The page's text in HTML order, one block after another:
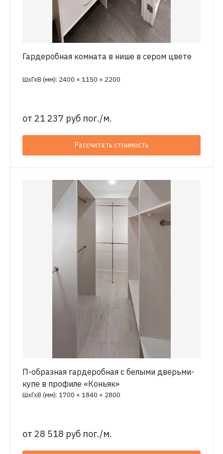
Гардеробная комната в нише в сером цвете
ШхГхВ (мм): 2400 × 1150 × 2200
от 21 237 руб пог./м.
Рассчитать стоимость
П-образная гардеробная с белыми дверьми-
купе в профиле «Коньяк»
ШхГхВ (мм): 1700 × 1840 × 2800
от 28 518 руб пог./м.